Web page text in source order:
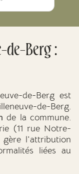
de-Berg :
de-Berg est
de-Berg.
de la commune.
(11 rue Notre-
gère l'attribution
liées au